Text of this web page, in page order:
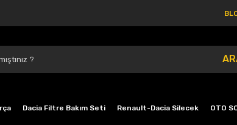
Dacia Filtre Bakım Seti Renault-Dacia Silecek OTO